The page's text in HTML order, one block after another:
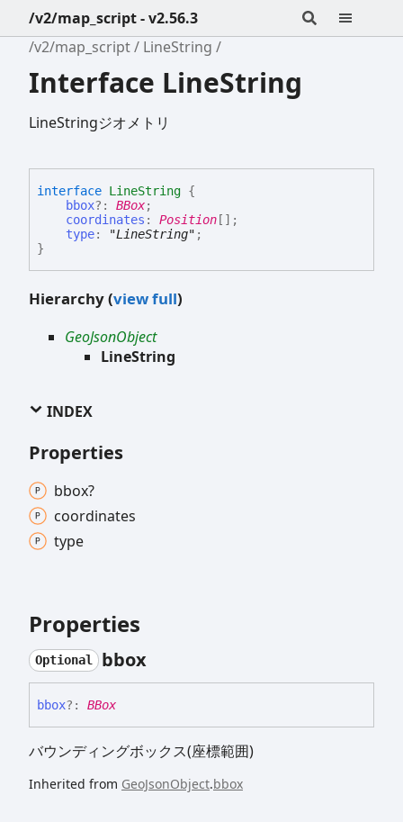
/v2/map_script - v2.56.3
/v2/map_script
LineString
Interface LineString
LineStringジオメトリ
interface LineString {
bbox?: BBox;
coordinates : Position [] ;
type: "LineString" ;
}
Hierarchy (view full)
GeoJsonObject
LineString
INDEX
Properties
bbox?
coordinates
type
Properties
Optional bbox
bbox?: BBox
バウンディングボックス(座標範囲)
Inherited from GeoJsonObject.bbox